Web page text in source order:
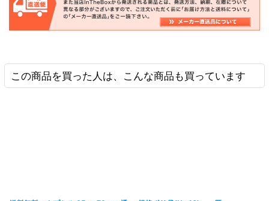
この商品を買った人は、こんな商品も買っています